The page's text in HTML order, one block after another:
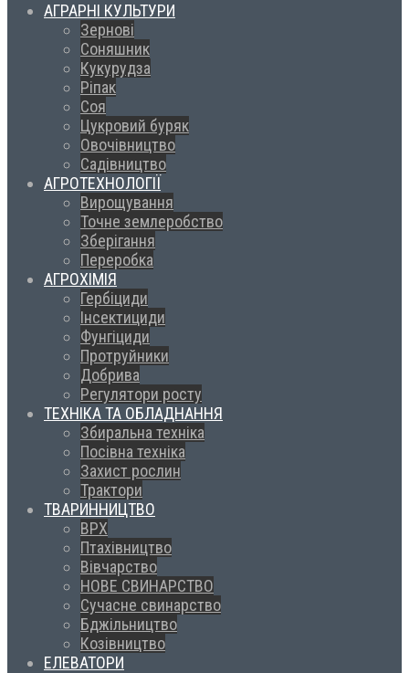
АГРАРНІ КУЛЬТУРИ
Зернові
Соняшник
Кукурудза
Ріпак
Соя
Цукровий буряк
Овочівництво
Садівництво
АГРОТЕХНОЛОГІЇ
Вирощування
Точне землеробство
Зберігання
Переробка
АГРОХІМІЯ
Гербіциди
Інсектициди
Фунгіциди
Протруйники
Добрива
Регулятори росту
ТЕХНІКА ТА ОБЛАДНАННЯ
Збиральна техніка
Посівна техніка
Захист рослин
Трактори
ТВАРИННИЦТВО
ВРХ
Птахівництво
Вівчарство
НОВЕ СВИНАРСТВО
Сучасне свинарство
Бджільництво
Козівництво
ЕЛЕВАТОРИ